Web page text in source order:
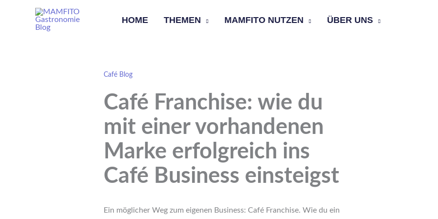
HOME THEMEN MAMFITO NUTZEN ÜBER UNS
Café Blog
Café Franchise: wie du
mit einer vorhandenen
Marke erfolgreich ins
Café Business einsteigst
Ein möglicher Weg zum eigenen Business: Café Franchise. Wie du ein